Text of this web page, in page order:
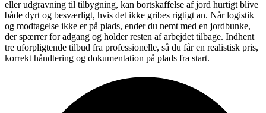
eller udgravning til tilbygning, kan bortskaffelse af jord hurtigt blive
både dyrt og besværligt, hvis det ikke gribes rigtigt an. Når logistik
og modtagelse ikke er på plads, ender du nemt med en jordbunke,
der spærrer for adgang og holder resten af arbejdet tilbage. Indhent
tre uforpligtende tilbud fra professionelle, så du får en realistisk pris,
korrekt håndtering og dokumentation på plads fra start.